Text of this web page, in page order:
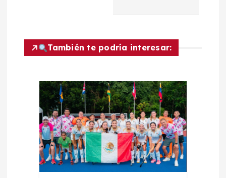
También te podría interesar: